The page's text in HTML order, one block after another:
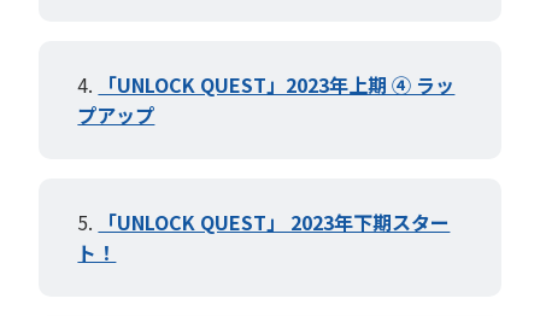
「UNLOCK QUEST」2023年上期 ④ ラッ
プアップ
「UNLOCK QUEST」 2023年下期スター
ト！